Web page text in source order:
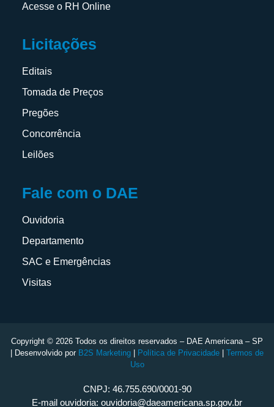
Acesse o RH Online
Licitações
Editais
Tomada de Preços
Pregões
Concorrência
Leilões
Fale com o DAE
Ouvidoria
Departamento
SAC e Emergências
Visitas
Copyright © 2026 Todos os direitos reservados – DAE Americana – SP
| Desenvolvido por B2S Marketing | Política de Privacidade | Termos de
Uso
CNPJ: 46.755.690/0001-90
E-mail ouvidoria: ouvidoria@daeamericana.sp.gov.br